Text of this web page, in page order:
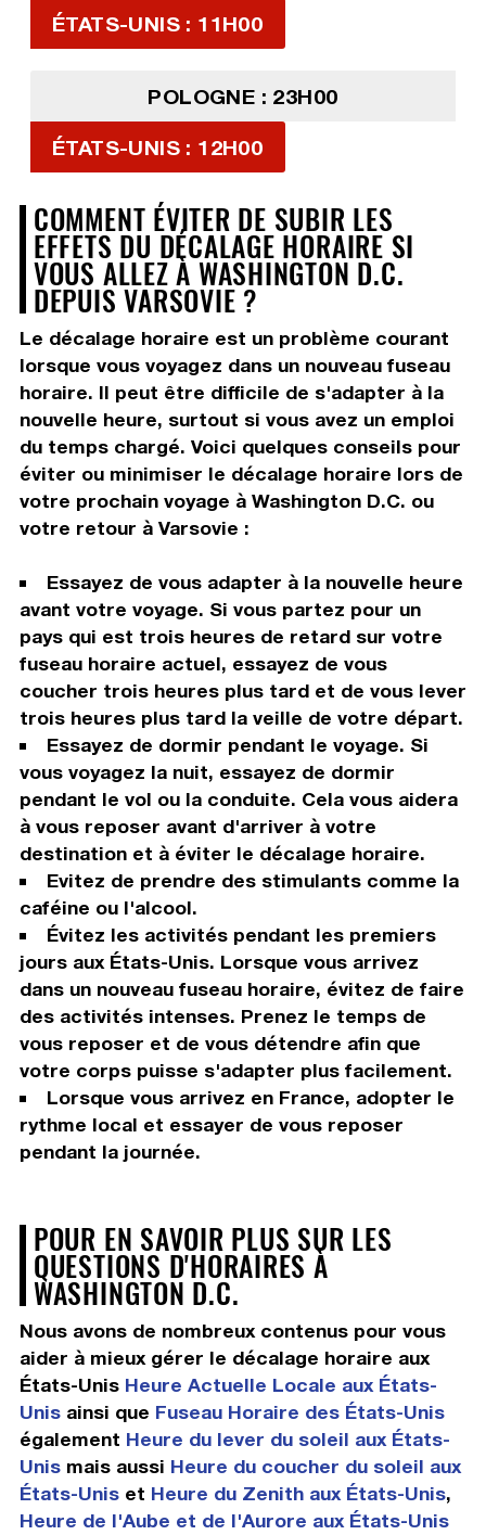
ÉTATS-UNIS : 11H00
POLOGNE : 23H00
ÉTATS-UNIS : 12H00
COMMENT ÉVITER DE SUBIR LES
EFFETS DU DÉCALAGE HORAIRE SI
VOUS ALLEZ À WASHINGTON D.C.
DEPUIS VARSOVIE ?
Le décalage horaire est un problème courant
lorsque vous voyagez dans un nouveau fuseau
horaire. Il peut être difficile de s'adapter à la
nouvelle heure, surtout si vous avez un emploi
du temps chargé. Voici quelques conseils pour
éviter ou minimiser le décalage horaire lors de
votre prochain voyage à Washington D.C. ou
votre retour à Varsovie :
Essayez de vous adapter à la nouvelle heure
avant votre voyage. Si vous partez pour un
pays qui est trois heures de retard sur votre
fuseau horaire actuel, essayez de vous
coucher trois heures plus tard et de vous lever
trois heures plus tard la veille de votre départ.
Essayez de dormir pendant le voyage. Si
vous voyagez la nuit, essayez de dormir
pendant le vol ou la conduite. Cela vous aidera
à vous reposer avant d'arriver à votre
destination et à éviter le décalage horaire.
Evitez de prendre des stimulants comme la
caféine ou l'alcool.
Évitez les activités pendant les premiers
jours aux États-Unis. Lorsque vous arrivez
dans un nouveau fuseau horaire, évitez de faire
des activités intenses. Prenez le temps de
vous reposer et de vous détendre afin que
votre corps puisse s'adapter plus facilement.
Lorsque vous arrivez en France, adopter le
rythme local et essayer de vous reposer
pendant la journée.
POUR EN SAVOIR PLUS SUR LES
QUESTIONS D'HORAIRES À
WASHINGTON D.C.
Nous avons de nombreux contenus pour vous
aider à mieux gérer le décalage horaire aux
États-Unis Heure Actuelle Locale aux États-
Unisainsi que Fuseau Horaire des États-Unis
également Heure du lever du soleil aux États-
Unismais aussi Heure du coucher du soleil aux
États-Uniset Heure du Zenith aux États-Unis,
Heure de l'Aube et de l'Aurore aux États-Unis